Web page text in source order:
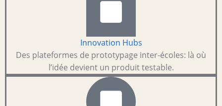
Innovation Hubs
Des plateformes de prototypage inter-écoles: là où
l’idée devient un produit testable.